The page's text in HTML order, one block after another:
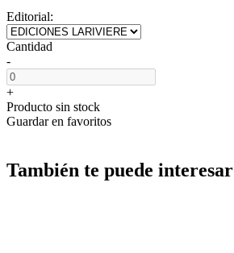
Editorial:
Cantidad
-
+
Producto sin stock
Guardar en favoritos
También te puede interesar